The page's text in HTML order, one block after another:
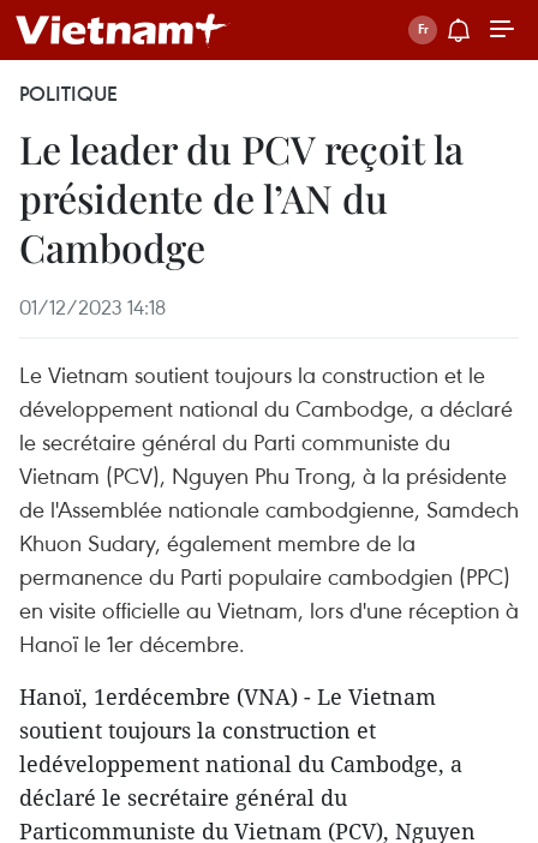
POLITIQUE
Le leader du PCV reçoit la
présidente de l’AN du
Cambodge
01/12/2023 14:18
Le Vietnam soutient toujours la construction et le
développement national du Cambodge, a déclaré
le secrétaire général du Parti communiste du
Vietnam (PCV), Nguyen Phu Trong, à la présidente
de l'Assemblée nationale cambodgienne, Samdech
Khuon Sudary, également membre de la
permanence du Parti populaire cambodgien (PPC)
en visite officielle au Vietnam, lors d'une réception à
Hanoï le 1er décembre.
Hanoï, 1erdécembre (VNA) - Le Vietnam
soutient toujours la construction et
ledéveloppement national du Cambodge, a
déclaré le secrétaire général du
Particommuniste du Vietnam (PCV), Nguyen